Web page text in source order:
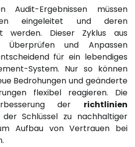
Audit-Ergebnissen müssen
eingeleitet und deren
werden. Dieser Zyklus aus
Überprüfen und Anpassen
für ein lebendiges
System. Nur so können
Bedrohungen und geänderte
flexibel reagieren. Die
der richtlinien
Schlüssel zu nachhaltiger
Aufbau von Vertrauen bei